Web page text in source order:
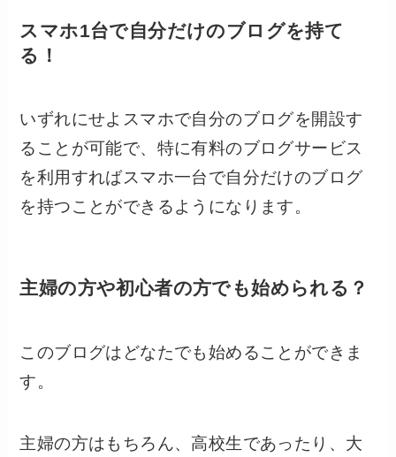
スマホ1台で自分だけのブログを持て
る！
いずれにせよスマホで自分のブログを開設す
ることが可能で、特に有料のブログサービス
を利用すればスマホ一台で自分だけのブログ
を持つことができるようになります。
主婦の方や初心者の方でも始められる？
このブログはどなたでも始めることができま
す。
主婦の方はもちろん、高校生であったり、大